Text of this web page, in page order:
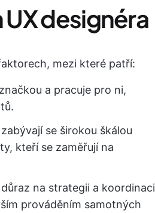
designéra
mezi které patří:
a pracuje pro ni,
se širokou škálou
kteří se zaměřují na
na strategii a koordinaci
prováděním samotných